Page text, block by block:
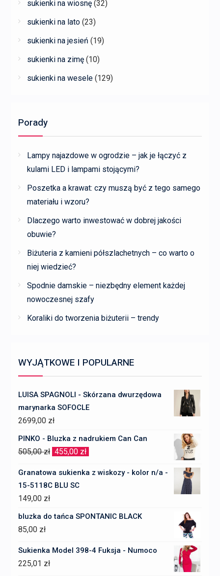
sukienki na wiosnę (32)
sukienki na lato (23)
sukienki na jesień (19)
sukienki na zimę (10)
sukienki na wesele (129)
Porady
Lampy najazdowe w ogrodzie – jak je łączyć z
kulami LED i lampami stojącymi?
Poszetka a krawat: czy muszą być z tego samego
materiału i wzoru?
Dlaczego warto inwestować w dobrej jakości
obuwie?
Biżuteria z kamieni półszlachetnych – co warto o
niej wiedzieć?
Spodnie damskie – niezbędny element każdej
nowoczesnej szafy
Koraliki do tworzenia biżuterii – trendy
WYJĄTKOWE I POPULARNE
LUISA SPAGNOLI - Skórzana dwurzędowa
marynarka SOFOCLE
2699,00 zł
PINKO - Bluzka z nadrukiem Can Can
505,00zł Pierwotna
455,00 zł
Granatowa sukienka z wiskozy - kolor n/a -
15-5118C BLU SC
149,00 zł
bluzka do tańca SPONTANIC BLACK
85,00 zł
Sukienka Model 398-4 Fuksja - Numoco
225,01 zł